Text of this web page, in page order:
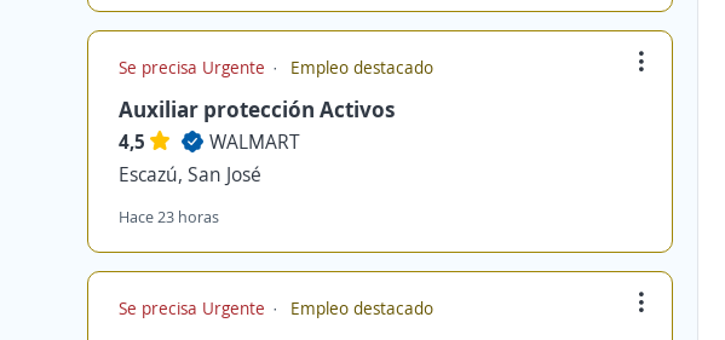
Se precisa Urgente Empleo destacado
Auxiliar protección Activos
4,5
WALMART
Escazú, San José
Hace 23 horas
Se precisa Urgente Empleo destacado